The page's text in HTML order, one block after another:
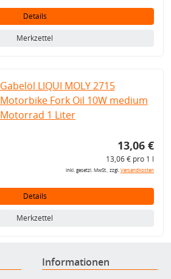
Details
Merkzettel
Gabelöl LIQUI MOLY 2715
Motorbike Fork Oil 10W medium
Motorrad 1 Liter
13,06 €
13,06 € pro 1 l
inkl. gesetzl. MwSt., zzgl.Versandkosten
Details
Merkzettel
Informationen